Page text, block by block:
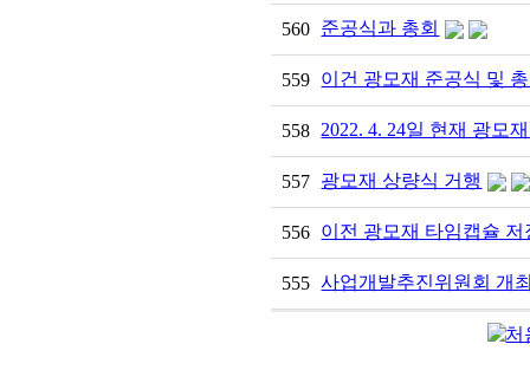
560 준공식과 총회
559 이건 광모재 준공식 및
558 2022. 4. 24일 현재 광모
557 광모재 상량식 거행
556 이전 광모재 타임캡슐
555 사업개발추진위원회 개